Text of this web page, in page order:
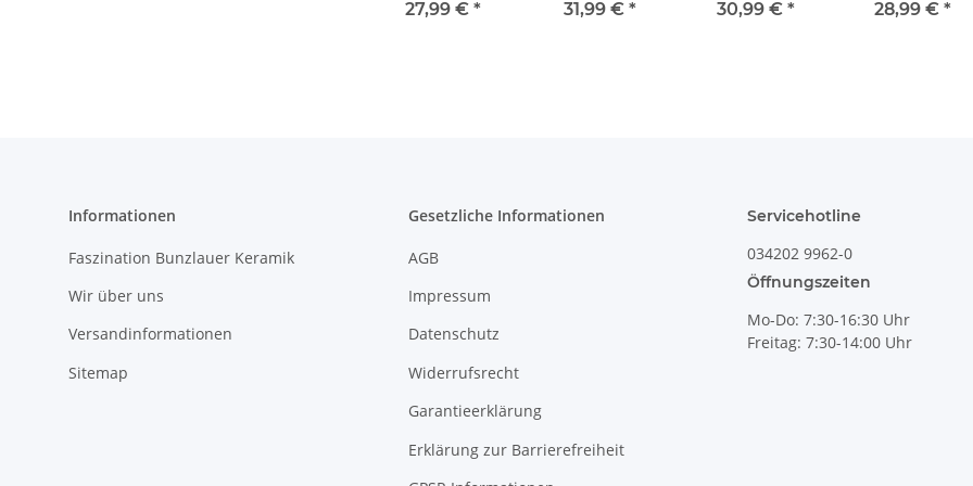
mit Deckel Ø12,1
27,99 € *
mit Deckel Ø12,1
31,99 € *
[Form 1], Ø 22,5
30,99 € *
mit Deckel ,
28,99 € *
Informationen
Faszination Bunzlauer Keramik
Wir über uns
Versandinformationen
Sitemap
Gesetzliche Informationen
AGB
Impressum
Datenschutz
Widerrufsrecht
Garantieerklärung
Erklärung zur Barrierefreiheit
Servicehotline
034202 9962-0
Öffnungszeiten
Mo-Do: 7:30-16:30 Uhr
Freitag: 7:30-14:00 Uhr